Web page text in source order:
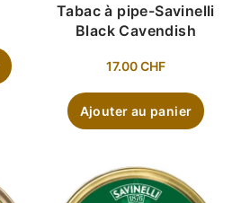
Tabac à pipe-Savinelli
Black Cavendish
17.00CHF
Ajouter au panier